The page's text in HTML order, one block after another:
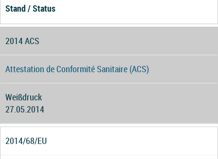
Stand / Status
2014 ACS
Attestation de Conformité Sanitaire (ACS)
Weißdruck
27.05.2014
2014/68/EU